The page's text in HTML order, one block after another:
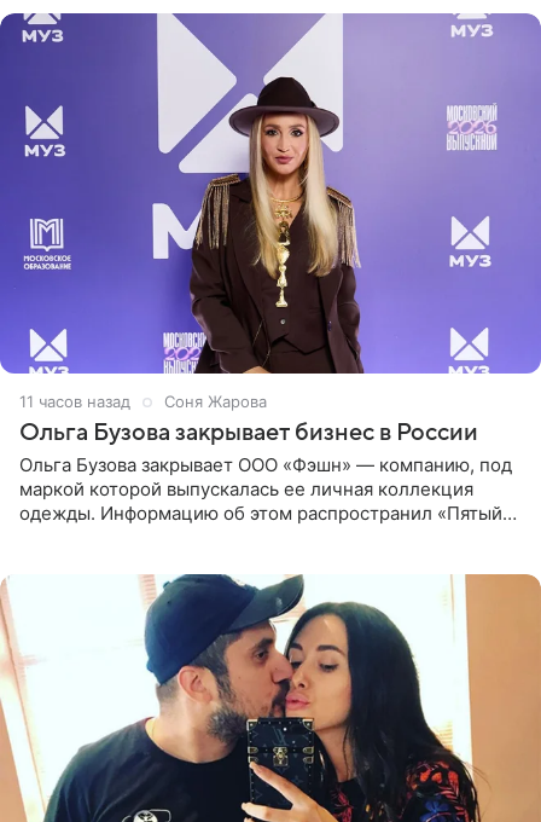
11 часов назад Соня Жарова
Ольга Бузова закрывает бизнес в России
Ольга Бузова закрывает ООО «Фэшн» — компанию, под
маркой которой выпускалась ее личная коллекция
одежды. Информацию об этом распространил «Пятый